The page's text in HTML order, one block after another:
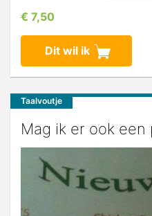
€ 7,50
Dit wil ik
Taalvoutje
Mag ik er ook